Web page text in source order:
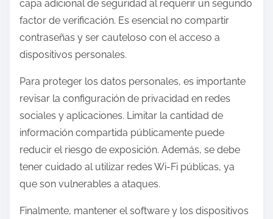
capa adicional de seguridad al requerir un segundo
factor de verificación. Es esencial no compartir
contraseñas y ser cauteloso con el acceso a
dispositivos personales.
Para proteger los datos personales, es importante
revisar la configuración de privacidad en redes
sociales y aplicaciones. Limitar la cantidad de
información compartida públicamente puede
reducir el riesgo de exposición. Además, se debe
tener cuidado al utilizar redes Wi-Fi públicas, ya
que son vulnerables a ataques.
Finalmente, mantener el software y los dispositivos